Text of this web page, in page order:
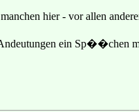
hier - vor allen
ein Sp��chen